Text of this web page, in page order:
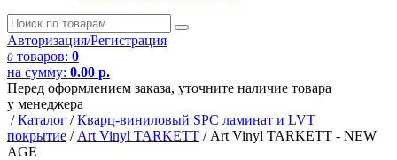
Авторизация/Регистрация
0 товаров: 0
на сумму: 0.00 р.
Перед оформлением заказа, уточните наличие товара
у менеджера
/Каталог /Кварц-виниловый SPC ламинат и LVT
покрытие / Art Vinyl TARKETT / Art Vinyl TARKETT - NEW
AGE